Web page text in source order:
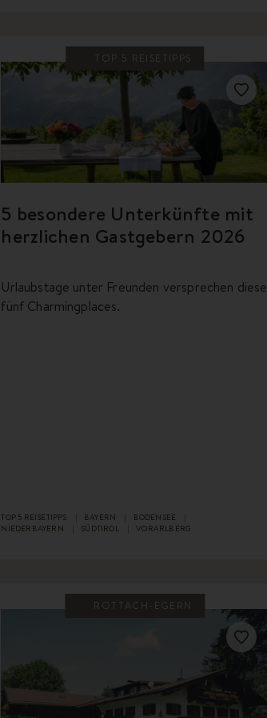
TOP 5 REISETIPPS
5 besondere Unterkünfte mit
herzlichen Gastgebern 2026
Urlaubstage unter Freunden versprechen diese
fünf Charmingplaces.
TOP 5 REISETIPPS BAYERN
BODENSEE
NIEDERBAYERN
SÜDTIROL VORARLBERG
ROTTACH-EGERN